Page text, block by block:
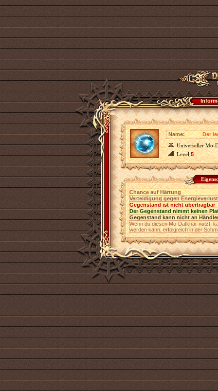
Name:
Der
Universeller Mo-
Level5
Chance auf Härtung
Verteidigung gegen Energieverlust
Gegenstand ist nicht übertragbar
Der Gegenstand nimmt keinen
Gegenstand kann nicht an
Wenn du diesen Mo-Datkhar nutzt,
werden kann, erfolgreich in der